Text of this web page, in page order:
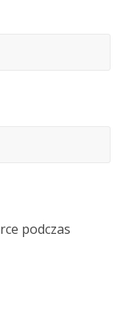
podczas